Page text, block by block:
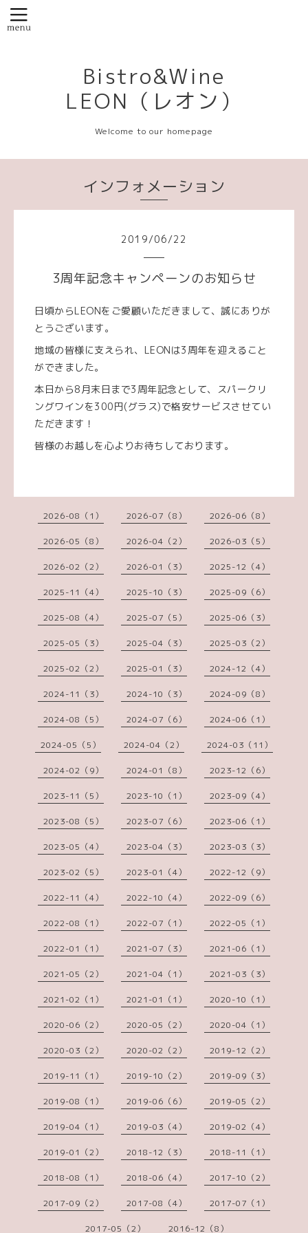
Bistro&Wine
LEON（レオン）
Welcome to our homepage
インフォメーション
2019/06/22
3周年記念キャンペーンのお知らせ
日頃からLEONをご愛顧いただきまして、誠にありが
とうございます。
地域の皆様に支えられ、LEONは3周年を迎えること
ができました。
本日から8月末日まで3周年記念として、スパークリ
ングワインを300円(グラス)で格安サービスさせてい
ただきます！
皆様のお越しを心よりお待ちしております。
2026-08（1） 2026-07（8） 2026-06（8）
2026-05（8） 2026-04（2） 2026-03（5）
2026-02（2） 2026-01（3） 2025-12（4）
2025-11（4） 2025-10（3） 2025-09（6）
2025-08（4） 2025-07（5） 2025-06（3）
2025-05（3） 2025-04（3） 2025-03（2）
2025-02（2） 2025-01（3） 2024-12（4）
2024-11（3） 2024-10（3） 2024-09（8）
2024-08（5） 2024-07（6） 2024-06（1）
2024-05（5） 2024-04（2） 2024-03（11）
2024-02（9） 2024-01（8） 2023-12（6）
2023-11（5） 2023-10（1） 2023-09（4）
2023-08（5） 2023-07（6） 2023-06（1）
2023-05（4） 2023-04（3） 2023-03（3）
2023-02（5） 2023-01（4） 2022-12（9）
2022-11（4） 2022-10（4） 2022-09（6）
2022-08（1） 2022-07（1） 2022-05（1）
2022-01（1） 2021-07（3） 2021-06（1）
2021-05（2） 2021-04（1） 2021-03（3）
2021-02（1） 2021-01（1） 2020-10（1）
2020-06（2） 2020-05（2） 2020-04（1）
2020-03（2） 2020-02（2） 2019-12（2）
2019-11（1） 2019-10（2） 2019-09（3）
2019-08（1） 2019-06（6） 2019-05（2）
2019-04（1） 2019-03（4） 2019-02（4）
2019-01（2） 2018-12（3） 2018-11（1）
2018-08（1） 2018-06（4） 2017-10（2）
2017-09（2） 2017-08（4） 2017-07（1）
2017-05（2） 2016-12（8）